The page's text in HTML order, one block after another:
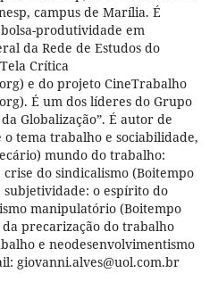
campus de Marília. É
produtividade em
da Rede de Estudos do
Crítica
e do projeto CineTrabalho
É um dos líderes do Grupo
Globalização”. É autor de
tema trabalho e sociabilidade,
mundo do trabalho:
do sindicalismo (Boitempo
o espírito do
manipulatório (Boitempo
precarização do trabalho
e neodesenvolvimentismo
giovanni.alves@uol.com.br